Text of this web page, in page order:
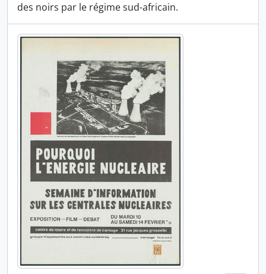
des noirs par le régime sud-africain.